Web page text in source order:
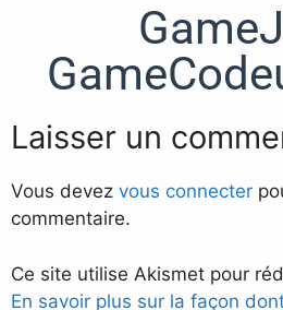
Laisser un
Vous devez vous connecter
commentaire.
Ce site utilise Akismet pour
En savoir plus sur la façon